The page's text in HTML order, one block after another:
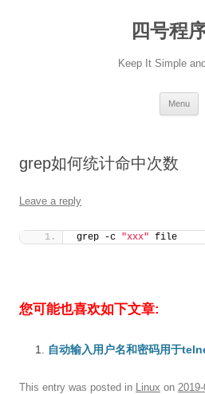
四号程
Keep It Simple
Menu
grep如何统计命中次数
Leave a reply
grep -c "xxx" file
您可能也喜欢如下文章:
自动输入用户名和密码用于
This entry was posted in Linux on